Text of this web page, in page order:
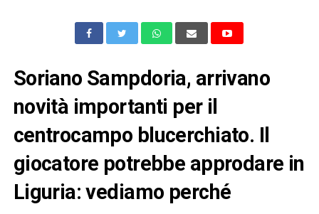
Soriano Sampdoria, arrivano
novità importanti per il
centrocampo blucerchiato. Il
giocatore potrebbe approdare in
Liguria: vediamo perché